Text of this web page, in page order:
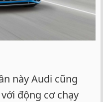
này Audi cũng
động cơ chạy